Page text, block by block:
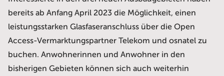
bereits ab Anfang April 2023 die Möglichkeit, einen
leistungsstarken Glasfaseranschluss über die Open
Access-Vermarktungspartner Telekom und osnatel zu
buchen. Anwohnerinnen und Anwohner in den
bisherigen Gebieten können sich auch weiterhin